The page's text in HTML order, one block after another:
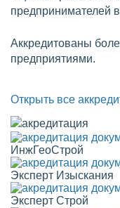
предпринимателей
Аккредитованы
предприятиями.
Открыть все
ИнжГеоСтрой
Эксперт Изыскания
Эксперт Строй